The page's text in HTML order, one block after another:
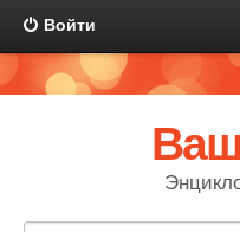
Войти